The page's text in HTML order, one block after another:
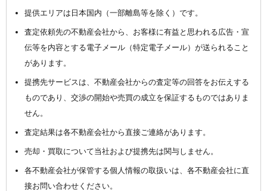
提供エリアは日本国内（一部離島等を除く）です。
査定依頼先の不動産会社から、お客様に有益と思われる広告・宣
伝等を内容とする電子メール（特定電子メール）が送られること
があります。
提携先サービスは、不動産会社からの査定等の回答をお伝えする
ものであり、交渉の開始や売買の成立を保証するものではありま
せん。
査定結果は各不動産会社から直接ご連絡があります。
売却・買取について当社および提携先は関与しません。
各不動産会社が保管する個人情報の取扱いは、各不動産会社に直
接お問い合わせください。